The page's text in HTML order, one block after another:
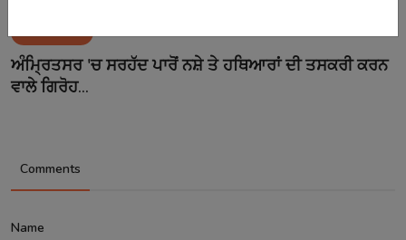
ਅੰਮ੍ਰਿਤਸਰ 'ਚ ਸਰਹੱਦ ਪਾਰੋਂ ਨਸ਼ੇ ਤੇ ਹਥਿਆਰਾਂ ਦੀ ਤਸਕਰੀ ਕਰਨ
ਵਾਲੇ ਗਿਰੋਹ...
Comments
Name